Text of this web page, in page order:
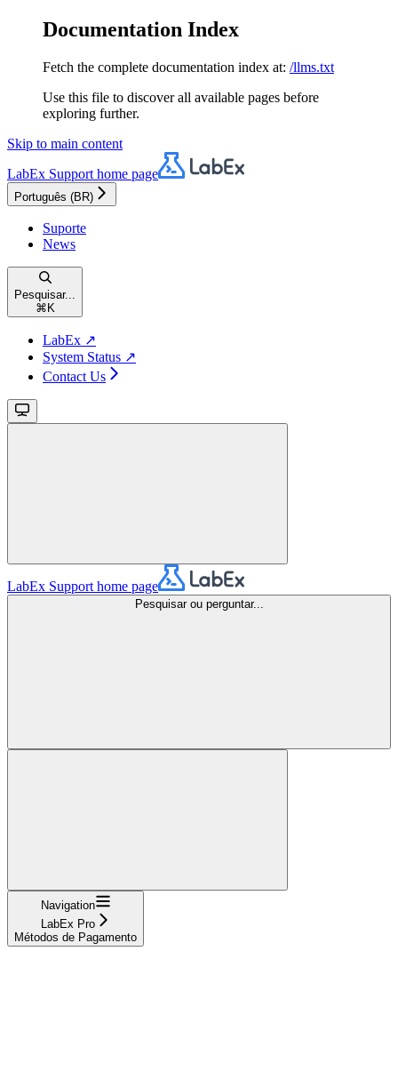
Documentation Index
Fetch the complete documentation index at: /llms.txt
Use this file to discover all available pages before
exploring further.
Skip to main content
LabEx Support home page
Português (BR)
Suporte
News
Pesquisar...
⌘ K
LabEx ↗
System Status ↗
Contact Us
LabEx Support home page
Pesquisar ou perguntar...
Navigation
LabEx Pro
Métodos de Pagamento